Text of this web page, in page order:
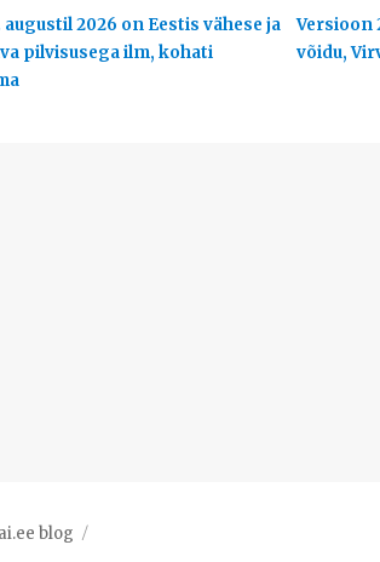
augustil 2026 on Eestis vähese ja
pilvisusega ilm, kohati
Versioon
võidu,
blog